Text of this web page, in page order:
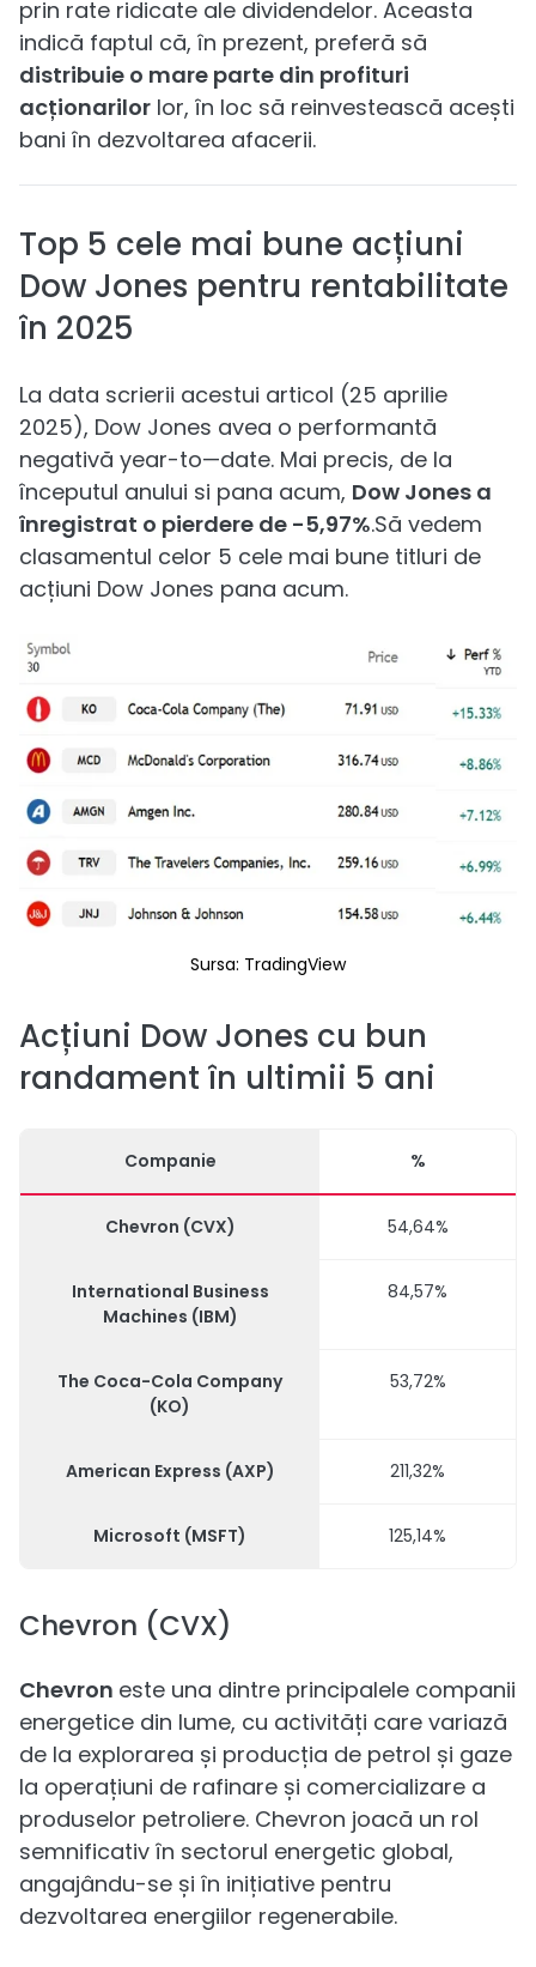
prin rate ridicate ale dividendelor. Aceasta
indică faptul că, în prezent, preferă să
distribuie o mare parte din profituri
acționarilor lor, în loc să reinvestească acești
bani în dezvoltarea afacerii.
Top 5 cele mai bune acțiuni
Dow Jones pentru rentabilitate
în 2025
La data scrierii acestui articol (25 aprilie
2025), Dow Jones avea o performantă
negativă year-to—date. Mai precis, de la
începutul anului si pana acum, Dow Jones a
înregistrat o pierdere de -5,97%.Să vedem
clasamentul celor 5 cele mai bune titluri de
acțiuni Dow Jones pana acum.
Sursa: TradingView
Acțiuni Dow Jones cu bun
randament în ultimii 5 ani
Companie %
Chevron (CVX) 54,64%
International Business
Machines (IBM)
84,57%
The Coca-Cola Company
(KO)
53,72%
American Express (AXP) 211,32%
Microsoft (MSFT) 125,14%
Chevron (CVX)
Chevron este una dintre principalele companii
energetice din lume, cu activități care variază
de la explorarea și producția de petrol și gaze
la operațiuni de rafinare și comercializare a
produselor petroliere. Chevron joacă un rol
semnificativ în sectorul energetic global,
angajându-se și în inițiative pentru
dezvoltarea energiilor regenerabile.